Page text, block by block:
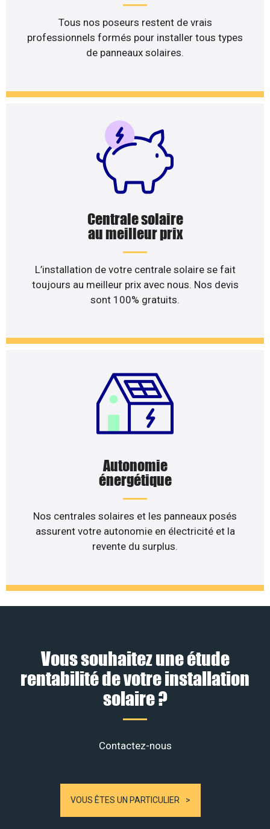
Tous nos poseurs restent de vrais
professionnels formés pour installer tous types
de panneaux solaires.
Centrale solaire
au meilleur prix
L’installation de votre centrale solaire se fait
toujours au meilleur prix avec nous. Nos devis
sont 100% gratuits.
Autonomie
énergétique
Nos centrales solaires et les panneaux posés
assurent votre autonomie en électricité et la
revente du surplus.
Vous souhaitez une étude
rentabilité de votre installation
solaire ?
Contactez-nous
VOUS ÊTES UN PARTICULIER